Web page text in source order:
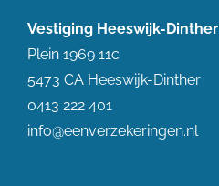
Vestiging Heeswijk-Dinther
Plein 1969 11c
5473 CA Heeswijk-Dinther
0413 222 401
info@eenverzekeringen.nl